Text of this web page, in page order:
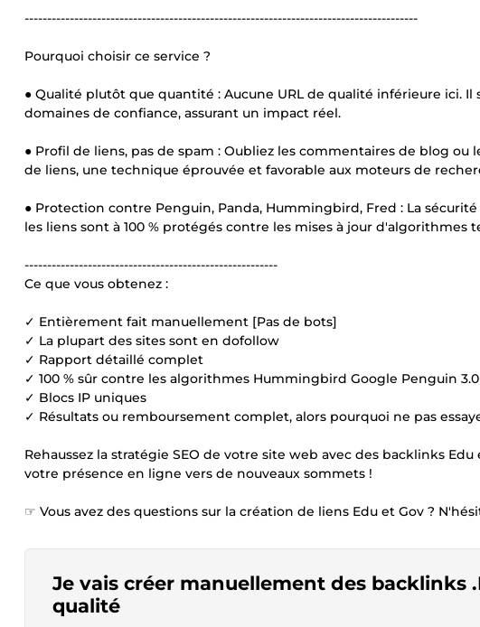
---------------------------------------------------------------------------------------
Pourquoi choisir ce service ?
● Qualité plutôt que quantité : Aucune URL de qualité inférieure ici.
domaines de confiance, assurant un impact réel.
● Profil de liens, pas de spam : Oubliez les commentaires de blog
de liens, une technique éprouvée et favorable aux moteurs de
● Protection contre Penguin, Panda, Hummingbird, Fred : La
les liens sont à 100 % protégés contre les mises à jour
--------------------------------------------------------
Ce que vous obtenez :
✓ Entièrement fait manuellement [Pas de bots]
✓ La plupart des sites sont en dofollow
✓ Rapport détaillé complet
✓ 100 % sûr contre les algorithmes Hummingbird Google Penguin 3.0
✓ Blocs IP uniques
✓ Résultats ou remboursement complet, alors pourquoi ne pas
Rehaussez la stratégie SEO de votre site web avec des backlinks
votre présence en ligne vers de nouveaux sommets !
☞ Vous avez des questions sur la création de liens Edu et Gov ?
Je vais créer manuellement des backlinks
qualité